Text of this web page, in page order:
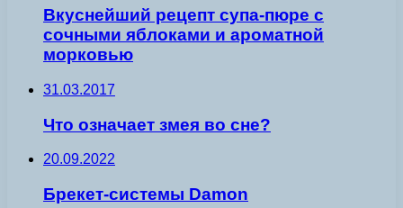
Вкуснейший рецепт супа-пюре с
сочными яблоками и ароматной
морковью
31.03.2017
Что означает змея во сне?
20.09.2022
Брекет-сиcтемы Damon